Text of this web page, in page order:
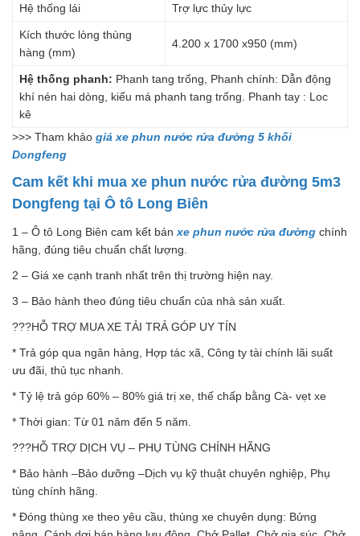
Hệ thống lái Trợ lực thủy lực
Kích thước lòng thùng
hàng (mm)
4.200 x 1700 x950 (mm)
Hệ thống phanh: Phanh tang trống, Phanh chính: Dẫn động
khí nén hai dòng, kiểu má phanh tang trống. Phanh tay : Loc
kê
>>> Tham khảo giá xe phun nước rửa đường 5 khối
Dongfeng
Cam kết khi mua xe phun nước rửa đường 5m3
Dongfeng tại Ô tô Long Biên
1 – Ô tô Long Biên cam kết bán xe phun nước rửa đường chính
hãng, đúng tiêu chuẩn chất lượng.
2 – Giá xe cạnh tranh nhất trên thị trường hiện nay.
3 – Bảo hành theo đúng tiêu chuẩn của nhà sản xuất.
???HỖ TRỢ MUA XE TẢI TRẢ GÓP UY TÍN
* Trả góp qua ngân hàng, Hợp tác xã, Công ty tài chính lãi suất
ưu đãi, thủ tục nhanh.
* Tỷ lệ trả góp 60% – 80% giá trị xe, thế chấp bằng Cà- vẹt xe
* Thời gian: Từ 01 năm đến 5 năm.
???HỖ TRỢ DỊCH VỤ – PHỤ TÙNG CHÍNH HÃNG
* Bảo hành –Bảo dưỡng –Dịch vụ kỹ thuật chuyên nghiệp, Phụ
tùng chính hãng.
* Đóng thùng xe theo yêu cầu, thùng xe chuyên dụng: Bửng